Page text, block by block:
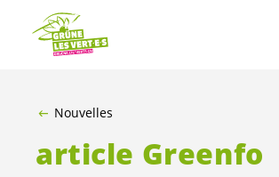
ALLER AU CONTENU PRINCIPAL
Nouvelles
article Greenfo